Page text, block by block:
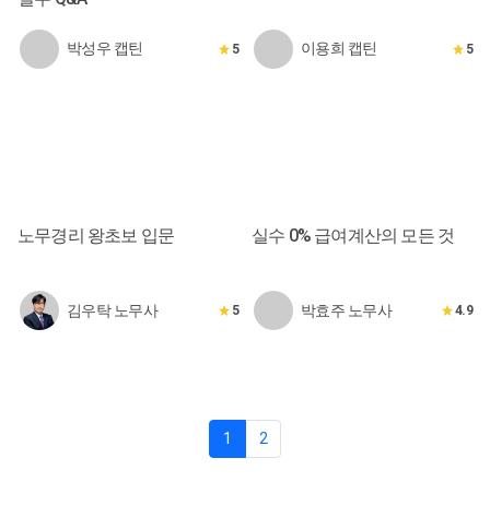
박성우 캡틴 5 이용희 캡틴 5
노무경리 왕초보 입문
김우탁 노무사 5
실수 0% 급여계산의 모든 것
박효주 노무사 4.9
1 2